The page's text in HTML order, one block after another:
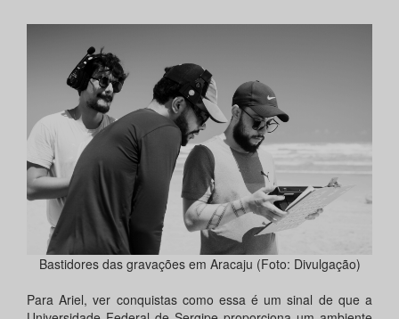
Bastidores das gravações em Aracaju (Foto: Divulgação)
Para Ariel, ver conquistas como essa é um sinal de que a